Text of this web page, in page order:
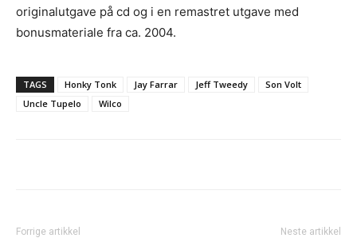
originalutgave på cd og i en remastret utgave med
bonusmateriale fra ca. 2004.
TAGS Honky Tonk Jay Farrar Jeff Tweedy
Son Volt
Uncle Tupelo
Wilco
Forrige artikkel Neste artikkel